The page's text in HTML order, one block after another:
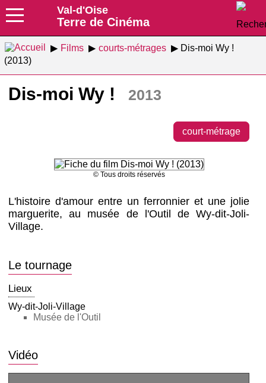
Val-d'Oise
Terre de Cinéma
Films courts-métrages
Dis-moi Wy !
(2013)
Dis-moi Wy ! 2013
court-métrage
© Tous droits réservés
L'histoire d'amour entre un ferronnier et une jolie
marguerite, au musée de l'Outil de Wy-dit-Joli-
Village.
Le tournage
Lieux
Wy-dit-Joli-Village
Musée de l'Outil
Vidéo